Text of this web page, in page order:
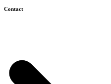
Contact